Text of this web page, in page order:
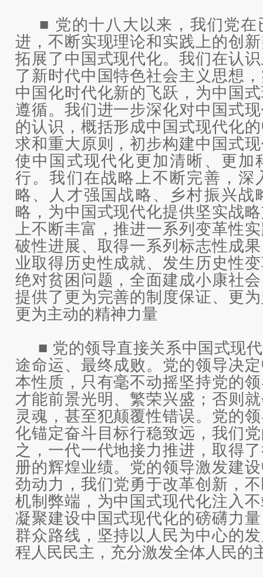
■ 党的十八大以来，我们党在
进，不断实现理论和实践上的创
拓展了中国式现代化。我们在认
了新时代中国特色社会主义思想
中国化时代化新的飞跃，为中国
遵循。我们进一步深化对中国式
的认识，概括形成中国式现代化
求和重大原则，初步构建中国式
使中国式现代化更加清晰、更加
行。我们在战略上不断完善，深
略、人才强国战略、乡村振兴战
略，为中国式现代化提供坚实战
上不断丰富，推进一系列变革性
破性进展、取得一系列标志性成
业取得历史性成就、发生历史性
绝对贫困问题，全面建成小康社
提供了更为完善的制度保证、更
更为主动的精神力量
■ 党的领导直接关系中国式现
途命运、最终成败。党的领导决
本性质，只有毫不动摇坚持党的
才能前景光明、繁荣兴盛；否则
灵魂，甚至犯颠覆性错误。党的
化锚定奋斗目标行稳致远，我们
之，一代一代地接力推进，取得
册的辉煌业绩。党的领导激发建
劲动力，我们党勇于改革创新，
机制弊端，为中国式现代化注入
凝聚建设中国式现代化的磅礴力
群众路线，坚持以人民为中心的
程人民民主，充分激发全体人民的